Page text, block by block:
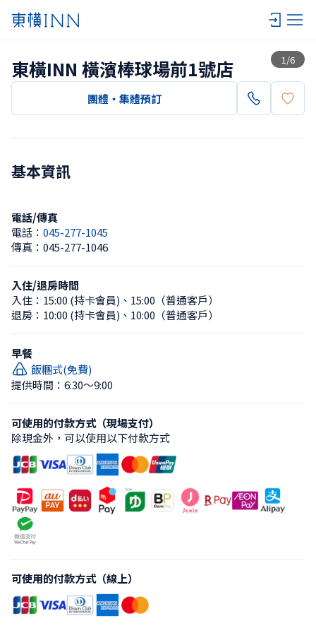
1 /6
查看一覽
東橫INN 橫濱棒球場前1號店
團體・集體預訂
基本資訊
電話/傳真
電話： 045-277-1045
傳真： 045-277-1046
入住/退房時間
入住： 15:00 (持卡會員) 、 15:00（普通客戶）
退房： 10:00 (持卡會員) 、 10:00（普通客戶）
早餐
飯糰式(免費)
提供時間：6:30〜9:00
可使用的付款方式（現場支付）
除現金外，可以使用以下付款方式
可使用的付款方式（線上）